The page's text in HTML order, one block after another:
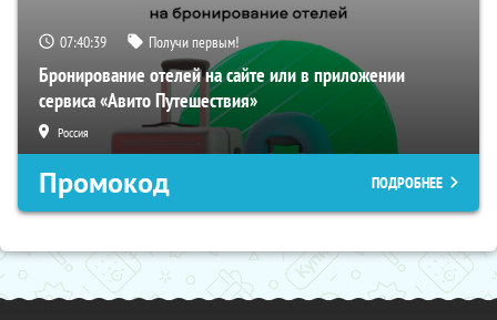
07:40:39 Получи первым!
Бронирование отелей на сайте или в приложении
сервиса «Авито Путешествия»
Россия
Промокод ПОДРОБНЕЕ